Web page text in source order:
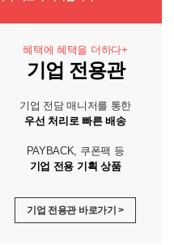
혜택에 혜택을 더하다+
기업 전용관
기업 전담 매니저를 통한
우선 처리로 빠른 배송
PAYBACK, 쿠폰팩 등
기업 전용 기획 상품
기업 전용관 바로가기 >